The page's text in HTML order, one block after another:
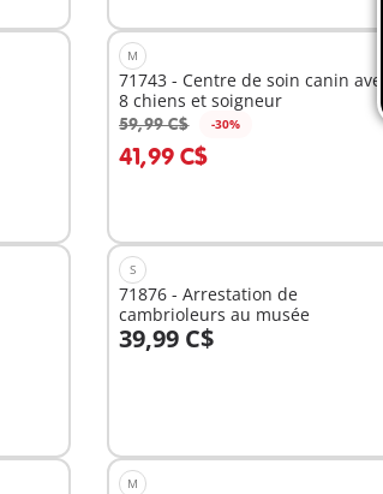
M
71743 - Centre de soin canin avec
8 chiens et soigneur
59,99 C$ -30%
41,99 C$
Au panier
S
71876 - Arrestation de
cambrioleurs au musée
39,99 C$
Au panier
M